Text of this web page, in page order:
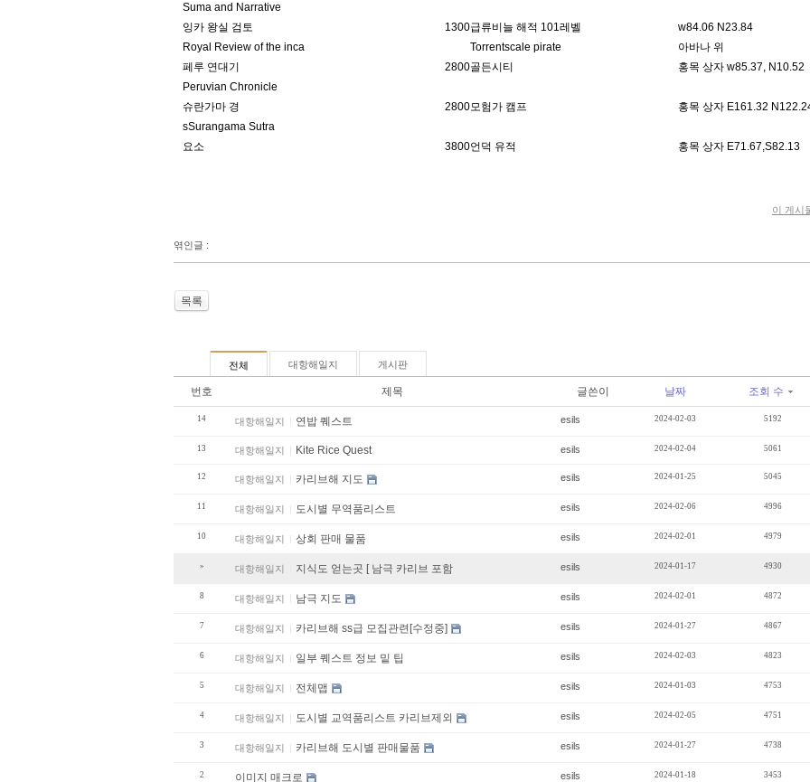
Suma and Narrative
잉카 왕실 검토
1300급류비늘 해적 101레벨
w84.06 N23.84
Royal Review of the inca
Torrentscale pirate
아바나 위
페루 연대기
2800골든시티
홍목 상자 w85.37, N10.52
Peruvian Chronicle
슈란가마 경
2800모험가 캠프
홍목 상자 E161.32
sSurangama Sutra
요소
3800언덕 유적 홍목 상자 E71.67,S82.13
이 게시
엮인글 :
목록
전체 대항해일지 게시판
번호 제목 글쓴이 날짜 조회 수
14 대항해일지 연밥 퀘스트 esils 2024-02-03 5192
13 대항해일지 Kite Rice Quest esils 2024-02-04 5061
12 대항해일지 카리브해 지도 esils 2024-01-25 5045
11 대항해일지 도시별 무역품리스트 esils 2024-02-06 4996
10 대항해일지 상회 판매 물품 esils 2024-02-01 4979
» 대항해일지 지식도 얻는곳 [ 남극 카리브 포함 esils 2024-01-17 4930
8 대항해일지 남극 지도 esils 2024-02-01 4872
7 대항해일지 카리브해 ss급 모집관련[수정중] esils 2024-01-27 4867
6 대항해일지 일부 퀘스트 정보 밑 팁 esils 2024-02-03 4823
5 대항해일지 전체맵 esils 2024-01-03 4753
4 대항해일지 도시별 교역품리스트 카리브제외 esils 2024-02-05 4751
3 대항해일지 카리브해 도시별 판매물품 esils 2024-01-27 4738
2 이미지 매크로 esils 2024-01-18 3453